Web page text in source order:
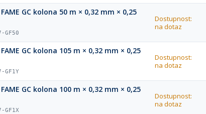
GC kolona 50 m × 0,32 mm × 0,25
GF50
Dostupnost:
na dotaz
GC kolona 105 m × 0,32 mm × 0,25
GF1Y
Dostupnost:
na dotaz
GC kolona 100 m × 0,32 mm × 0,25
GF1X
Dostupnost:
na dotaz